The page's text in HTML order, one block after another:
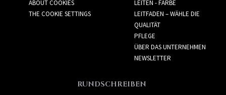
ABOUT COOKIES
THE COOKIE SETTINGS
LEITEN - FARBE
LEITFADEN – WÄHLE DIE
QUALITÄT
PFLEGE
ÜBER DAS UNTERNEHMEN
NEWSLETTER
RUNDSCHREIBEN